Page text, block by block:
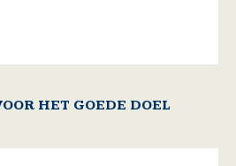
HET GOEDE DOEL